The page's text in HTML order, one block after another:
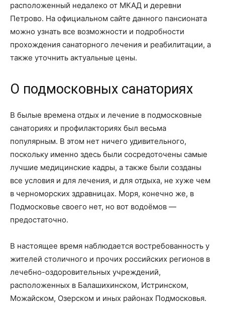
расположенный недалеко от МКАД и деревни
Петрово. На официальном сайте данного пансионата
можно узнать все возможности и подробности
прохождения санаторного лечения и реабилитации, а
также уточнить актуальные цены.
О подмосковных санаториях
В былые времена отдых и лечение в подмосковные
санаториях и профилакториях был весьма
популярным. В этом нет ничего удивительного,
поскольку именно здесь были сосредоточены самые
лучшие медицинские кадры, а также были созданы
все условия и для лечения, и для отдыха, не хуже чем
в черноморских здравницах. Моря, конечно же, в
Подмосковье своего нет, но вот водоёмов —
предостаточно.
В настоящее время наблюдается востребованность у
жителей столичного и прочих российских регионов в
лечебно-оздоровительных учреждений,
расположенных в Балашихинском, Истринском,
Можайском, Озерском и иных районах Подмосковья.